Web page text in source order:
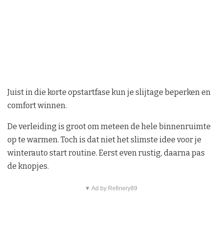
Juist in die korte opstartfase kun je slijtage beperken en
comfort winnen.
De verleiding is groot om meteen de hele binnenruimte
op te warmen. Toch is dat niet het slimste idee voor je
winterauto start routine. Eerst even rustig, daarna pas
de knopjes.
▼ Ad by Refinery89